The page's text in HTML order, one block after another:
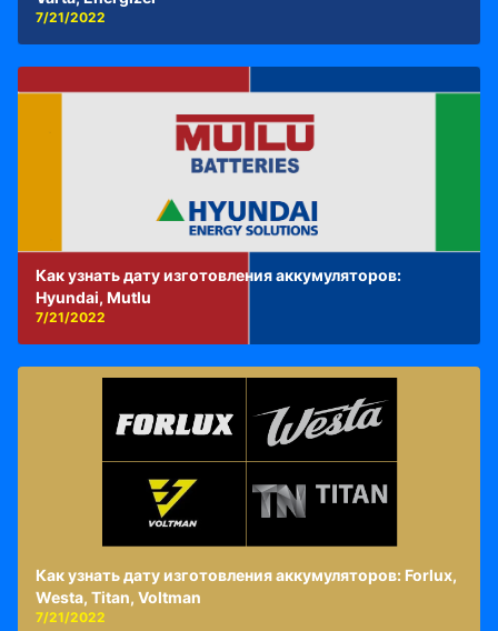
7/21/2022
Как узнать дату изготовления аккумуляторов:
Hyundai, Mutlu
7/21/2022
Как узнать дату изготовления аккумуляторов: Forlux,
Westa, Titan, Voltman
7/21/2022